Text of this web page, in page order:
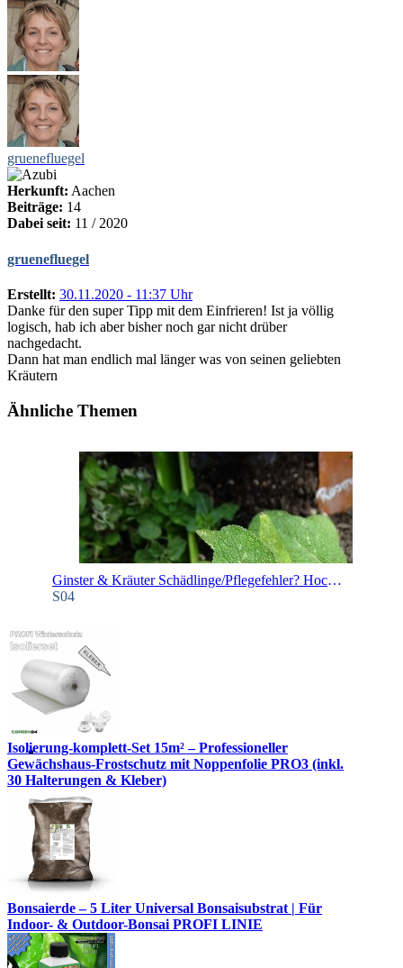
gruenefluegel
Herkunft: Aachen
Beiträge: 14
Dabei seit: 11 / 2020
gruenefluegel
Erstellt: 30.11.2020 - 11:37 Uhr
Danke für den super Tipp mit dem Einfrieren! Ist ja völlig
logisch, hab ich aber bisher noch gar nicht drüber
nachgedacht.
Dann hat man endlich mal länger was von seinen geliebten
Kräutern
Ähnliche Themen
Ginster & Kräuter Schädlinge/Pflegefehler? Hochbeet
S04
Isolierung-komplett-Set 15m² – Professioneller
Gewächshaus-Frostschutz mit Noppenfolie PRO3 (inkl.
30 Halterungen & Kleber)
Bonsaierde – 5 Liter Universal Bonsaisubstrat | Für
Indoor- & Outdoor-Bonsai PROFI LINIE